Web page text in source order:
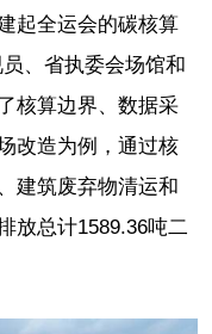
起全运会的碳核算
、省执委会场馆和
核算边界、数据采
改造为例，通过核
建筑废弃物清运和
放总计1589.36吨二